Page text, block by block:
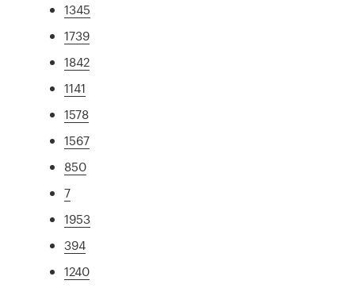
1345
1739
1842
1141
1578
1567
850
7
1953
394
1240